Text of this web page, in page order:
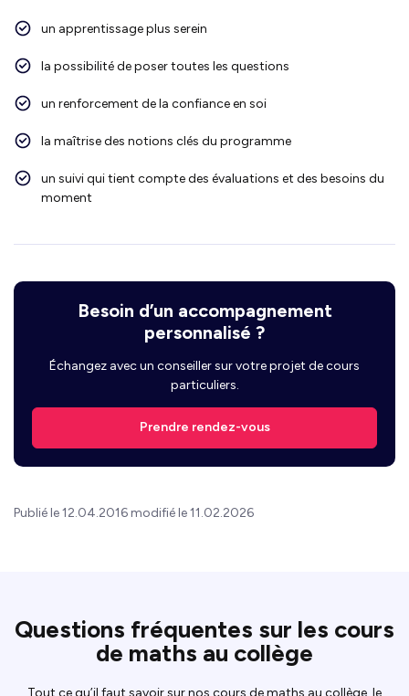
un apprentissage plus serein
la possibilité de poser toutes les questions
un renforcement de la confiance en soi
la maîtrise des notions clés du programme
un suivi qui tient compte des évaluations et des besoins du
moment
Besoin d’un accompagnement
personnalisé ?
Échangez avec un conseiller sur votre projet de cours
particuliers.
Prendre rendez-vous
Publié le 12.04.2016 modifié le 11.02.2026
Questions fréquentes sur les cours
de maths au collège
Tout ce qu’il faut savoir sur nos cours de maths au collège, le